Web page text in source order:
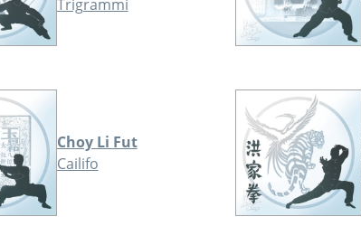
Trigrammi
Choy Li Fut
Cailifo